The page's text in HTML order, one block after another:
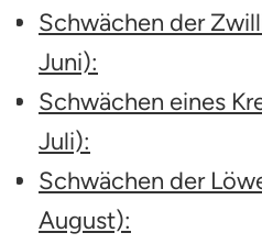
Schwächen der
Juni):
Schwächen eines
Juli):
Schwächen der
August):